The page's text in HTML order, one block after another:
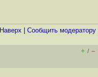
Наверх Cообщить модератору
+ / –